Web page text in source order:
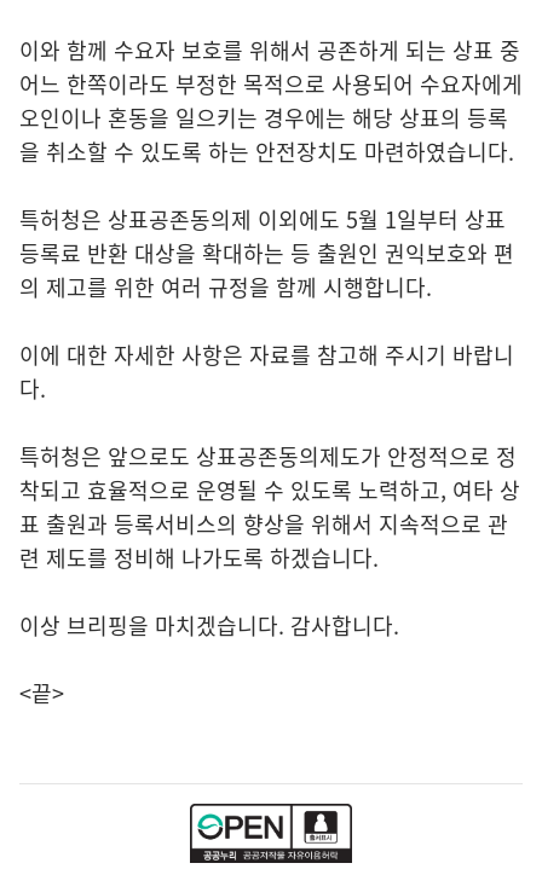
이와 함께 수요자 보호를 위해서 공존하게 되는 상표 중
어느 한쪽이라도 부정한 목적으로 사용되어 수요자에게
오인이나 혼동을 일으키는 경우에는 해당 상표의 등록
을 취소할 수 있도록 하는 안전장치도 마련하였습니다.
특허청은 상표공존동의제 이외에도 5월 1일부터 상표
등록료 반환 대상을 확대하는 등 출원인 권익보호와 편
의 제고를 위한 여러 규정을 함께 시행합니다.
이에 대한 자세한 사항은 자료를 참고해 주시기 바랍니
다.
특허청은 앞으로도 상표공존동의제도가 안정적으로 정
착되고 효율적으로 운영될 수 있도록 노력하고, 여타 상
표 출원과 등록서비스의 향상을 위해서 지속적으로 관
련 제도를 정비해 나가도록 하겠습니다.
이상 브리핑을 마치겠습니다. 감사합니다.
<끝>